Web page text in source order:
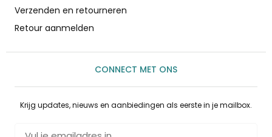
Verzenden en retourneren
Retour aanmelden
CONNECT MET ONS
Krijg updates, nieuws en aanbiedingen als eerste in je mailbox.